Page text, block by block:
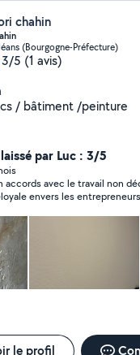
chahin
(Bourgogne-Préfecture)
3/5 (1 avis)
/ bâtiment /peinture
par Luc : 3/5
accords avec le travail non
envers les
le profil